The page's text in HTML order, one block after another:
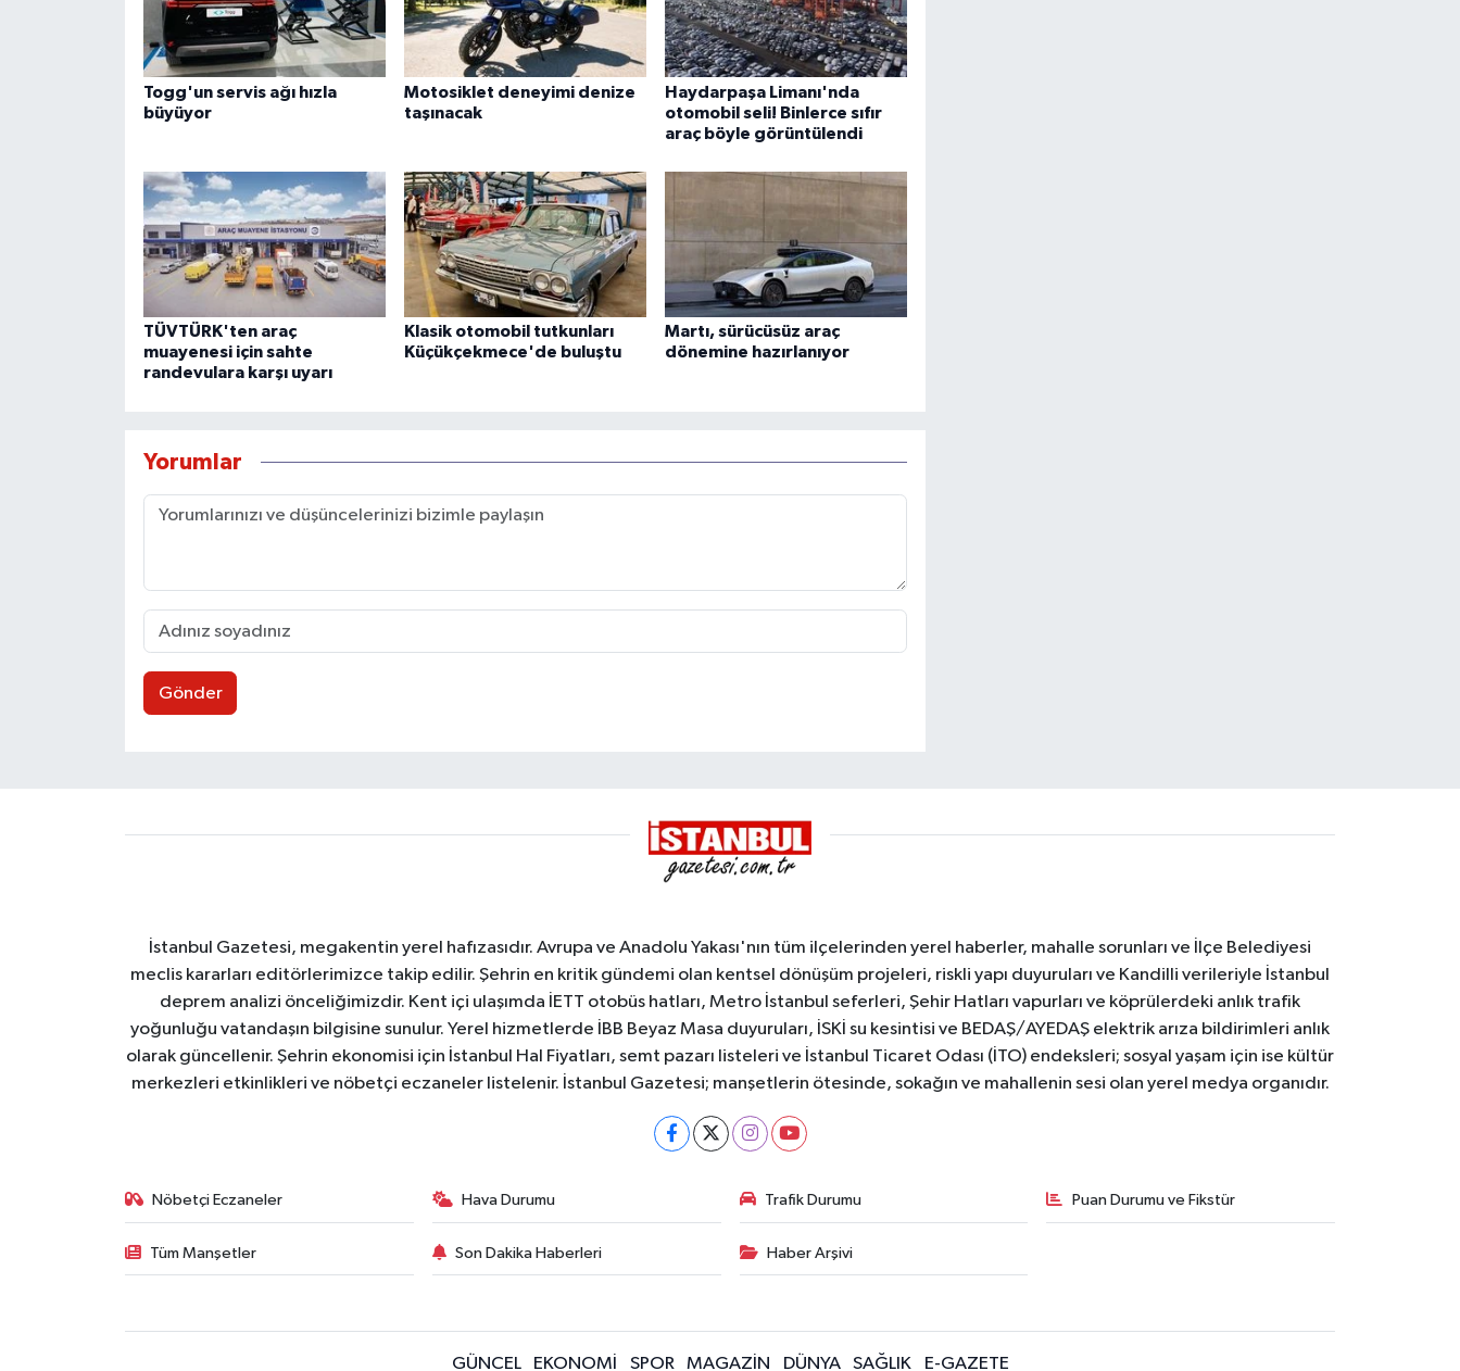
Togg'un servis ağı hızla
büyüyor
Motosiklet deneyimi denize
taşınacak
Haydarpaşa Limanı'nda
otomobil seli! Binlerce sıfır
araç böyle görüntülendi
TÜVTÜRK'ten araç
muayenesi için sahte
randevulara karşı uyarı
Klasik otomobil tutkunları
Küçükçekmece'de buluştu
Martı, sürücüsüz araç
dönemine hazırlanıyor
Yorumlar
Gönder
İstanbul Gazetesi, megakentin yerel hafızasıdır. Avrupa ve Anadolu Yakası'nın tüm ilçelerinden yerel haberler, mahalle sorunları ve İlçe Belediyesi
meclis kararları editörlerimizce takip edilir. Şehrin en kritik gündemi olan kentsel dönüşüm projeleri, riskli yapı duyuruları ve Kandilli verileriyle İstanbul
deprem analizi önceliğimizdir. Kent içi ulaşımda İETT otobüs hatları, Metro İstanbul seferleri, Şehir Hatları vapurları ve köprülerdeki anlık trafik
yoğunluğu vatandaşın bilgisine sunulur. Yerel hizmetlerde İBB Beyaz Masa duyuruları, İSKİ su kesintisi ve BEDAŞ/AYEDAŞ elektrik arıza bildirimleri anlık
olarak güncellenir. Şehrin ekonomisi için İstanbul Hal Fiyatları, semt pazarı listeleri ve İstanbul Ticaret Odası (İTO) endeksleri; sosyal yaşam için ise kültür
merkezleri etkinlikleri ve nöbetçi eczaneler listelenir. İstanbul Gazetesi; manşetlerin ötesinde, sokağın ve mahallenin sesi olan yerel medya organıdır.
Nöbetçi Eczaneler Hava Durumu Trafik Durumu Puan Durumu ve Fikstür
Tüm Manşetler Son Dakika Haberleri Haber Arşivi
GÜNCEL EKONOMİ SPOR MAGAZİN DÜNYA SAĞLIK E-GAZETE